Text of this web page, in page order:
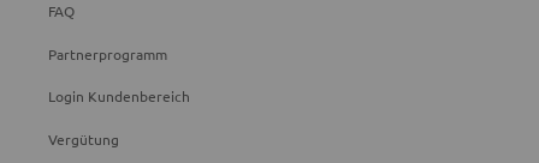
FAQ
Partnerprogramm
Login Kundenbereich
Vergütung